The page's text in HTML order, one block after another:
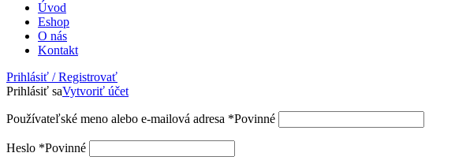
Úvod
Eshop
O nás
Kontakt
Prihlásiť / Registrovať
Prihlásiť saVytvoriť účet
Používateľské meno alebo e-mailová adresa *Povinné
Heslo *Povinné